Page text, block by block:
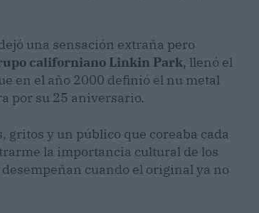
una sensación extraña pero
californiano Linkin Park, llenó el
en el año 2000 definió el nu metal
por su 25 aniversario.
gritos y un público que coreaba cada
la importancia cultural de los
cuando el original ya no